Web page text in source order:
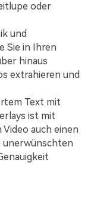
oder
und
Sie in Ihren
hinaus
extrahieren und
Text mit
ist mit
Video auch einen
unerwünschten